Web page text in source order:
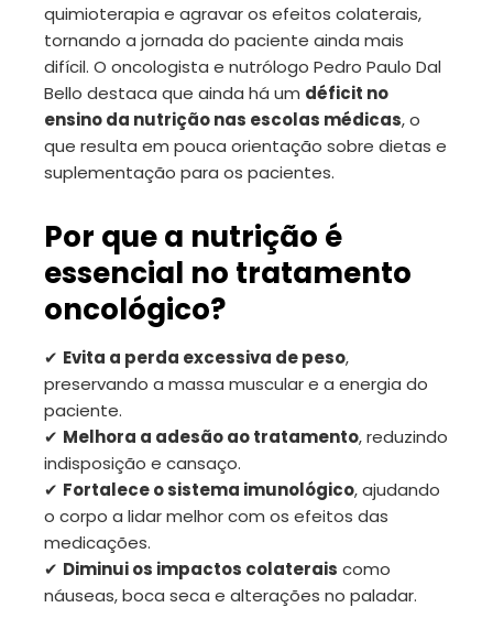
quimioterapia e agravar os efeitos colaterais,
tornando a jornada do paciente ainda mais
difícil. O oncologista e nutrólogo Pedro Paulo Dal
Bello destaca que ainda há um déficit no
ensino da nutrição nas escolas médicas, o
que resulta em pouca orientação sobre dietas e
suplementação para os pacientes.
Por que a nutrição é
essencial no tratamento
oncológico?
✔ Evita a perda excessiva de peso,
preservando a massa muscular e a energia do
paciente.
✔ Melhora a adesão ao tratamento, reduzindo
indisposição e cansaço.
✔ Fortalece o sistema imunológico, ajudando
o corpo a lidar melhor com os efeitos das
medicações.
✔ Diminui os impactos colaterais como
náuseas, boca seca e alterações no paladar.